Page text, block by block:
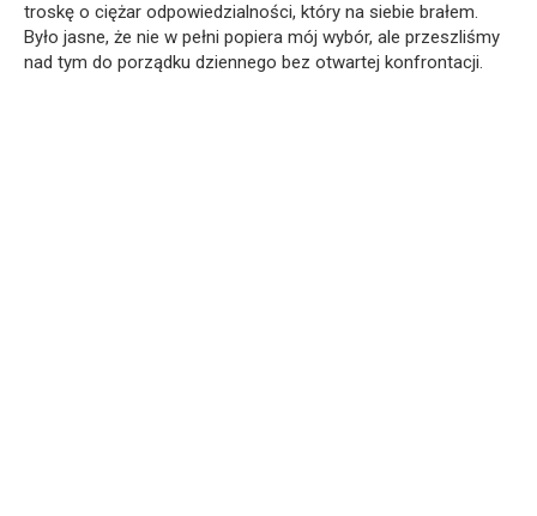
troskę o ciężar odpowiedzialności, który na siebie brałem.
Było jasne, że nie w pełni popiera mój wybór, ale przeszliśmy
nad tym do porządku dziennego bez otwartej konfrontacji.